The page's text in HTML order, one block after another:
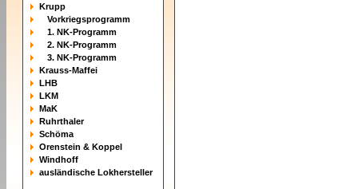
Krupp
Vorkriegsprogramm
1. NK-Programm
2. NK-Programm
3. NK-Programm
Krauss-Maffei
LHB
LKM
MaK
Ruhrthaler
Schöma
Orenstein & Koppel
Windhoff
ausländische Lokhersteller